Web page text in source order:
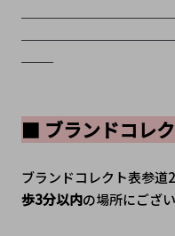
──
■ ブランドコレ
ブランドコレクト表参道2
歩3分以内の場所にござい